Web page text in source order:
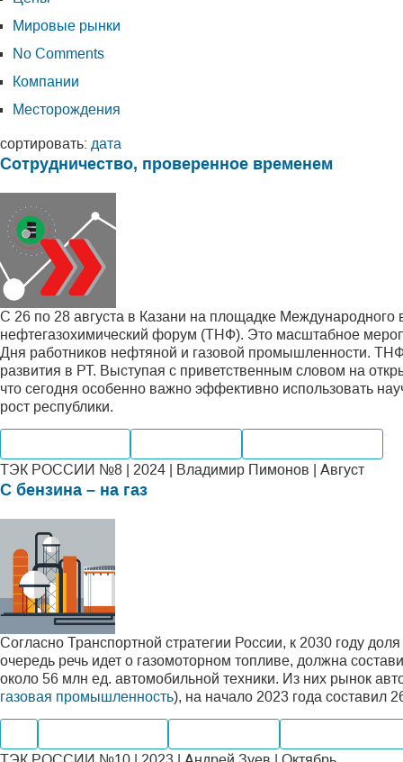
Мировые рынки
No Comments
Компании
Месторождения
сортировать: дата
Сотрудничество, проверенное временем
С 26 по 28 августа в Казани на площадке
нефтегазохимический форум (ТНФ). Это масштабное
Дня работников нефтяной и газовой промышленности.
развития в РТ. Выступая с приветственным словом на
что сегодня особенно важно эффективно использовать
рост республики.
ТЭК РОССИИ №8 | 2024 | Владимир Пимонов | Август
С бензина – на газ
Согласно Транспортной стратегии России, к 2030 году
очередь речь идет о газомоторном топливе, должна
около 56 млн ед. автомобильной техники. Из них рынок
газовая промышленность), на начало 2023 года составил